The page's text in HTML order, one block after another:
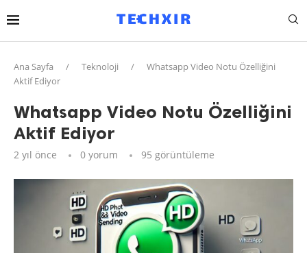
Ana Sayfa / Teknoloji /
Whatsapp Video Notu Özelliğini
Aktif Ediyor
Whatsapp Video Notu Özelliğini
Aktif Ediyor
2 yıl önce 0 yorum 95 görüntüleme